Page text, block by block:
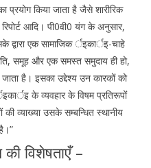
किया जाता है जैसे शारीरिक
रिपोर्ट आदि। पी0वी0 यंग के अनुसार,
द्वारा एक सामाजिक र्इकार्इ-चाहे
समूह और एक समस्त समुदाय ही हो,
है। इसका उद्देश्य उन कारकों को
के व्यवहार के विषम प्रतिरूपों
व्याख्या उसके सम्बन्धित स्थानीय
विशेषताएँ –